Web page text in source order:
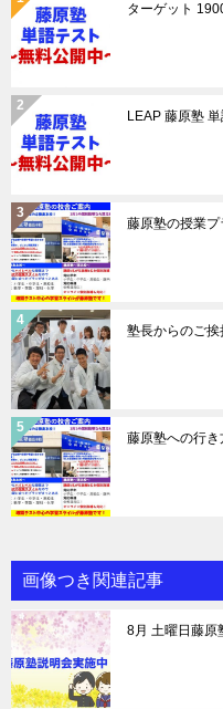
ターゲット
LEAP 藤原塾 単
藤原塾の授業プ
塾長からのご挨
藤原塾への行き
画像つき関連記事
8月 土曜日藤原